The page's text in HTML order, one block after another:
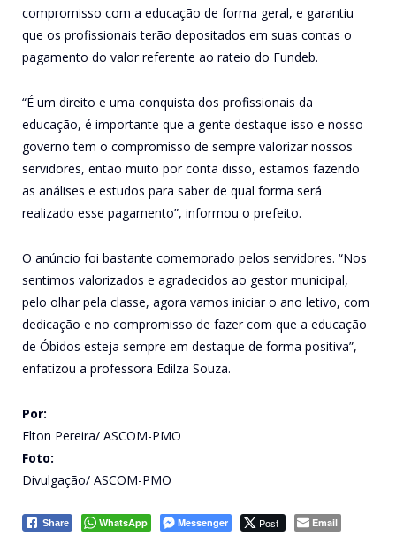
compromisso com a educação de forma geral, e garantiu
que os profissionais terão depositados em suas contas o
pagamento do valor referente ao rateio do Fundeb.
“É um direito e uma conquista dos profissionais da
educação, é importante que a gente destaque isso e nosso
governo tem o compromisso de sempre valorizar nossos
servidores, então muito por conta disso, estamos fazendo
as análises e estudos para saber de qual forma será
realizado esse pagamento”, informou o prefeito.
O anúncio foi bastante comemorado pelos servidores. “Nos
sentimos valorizados e agradecidos ao gestor municipal,
pelo olhar pela classe, agora vamos iniciar o ano letivo, com
dedicação e no compromisso de fazer com que a educação
de Óbidos esteja sempre em destaque de forma positiva”,
enfatizou a professora Edilza Souza.
Por:
Elton Pereira/ ASCOM-PMO
Foto:
Divulgação/ ASCOM-PMO
Share WhatsApp Messenger Post Email